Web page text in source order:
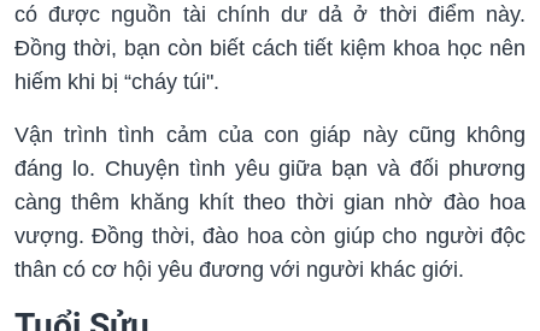
có được nguồn tài chính dư dả ở thời điểm này.
Đồng thời, bạn còn biết cách tiết kiệm khoa học nên
hiếm khi bị “cháy túi".
Vận trình tình cảm của con giáp này cũng không
đáng lo. Chuyện tình yêu giữa bạn và đối phương
càng thêm khăng khít theo thời gian nhờ đào hoa
vượng. Đồng thời, đào hoa còn giúp cho người độc
thân có cơ hội yêu đương với người khác giới.